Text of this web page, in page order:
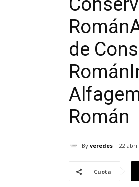
Román
de
Román
Román
By veredes 22
Cuota